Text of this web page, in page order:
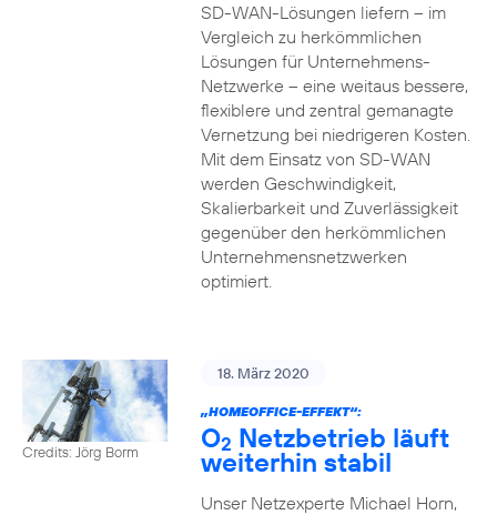
SD-WAN-Lösungen liefern – im
Vergleich zu herkömmlichen
Lösungen für Unternehmens-
Netzwerke – eine weitaus bessere,
flexiblere und zentral gemanagte
Vernetzung bei niedrigeren Kosten.
Mit dem Einsatz von SD-WAN
werden Geschwindigkeit,
Skalierbarkeit und Zuverlässigkeit
gegenüber den herkömmlichen
Unternehmensnetzwerken
optimiert.
Credits: Jörg Borm
18. März 2020
„HOMEOFFICE-EFFEKT“:
O2 Netzbetrieb läuft
weiterhin stabil
Unser Netzexperte Michael Horn,